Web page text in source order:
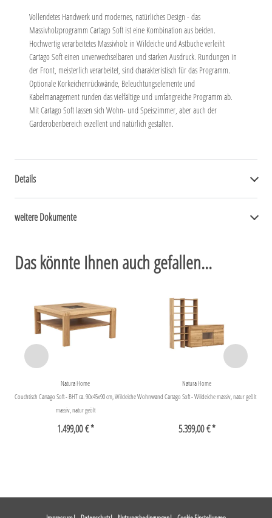
Vollendetes Handwerk und modernes, natürliches Design - das
Massivholzprogramm Cartago Soft ist eine Kombination aus beiden.
Hochwertig verarbeitetes Massivholz in Wildeiche und Astbuche verleiht
Cartago Soft einen unverwechselbaren und starken Ausdruck. Rundungen in
der Front, meisterlich verarbeitet, sind charakteristisch für das Programm.
Optionale Korkeichenrückwände, Beleuchtungselemente und
Kabelmanagement runden das vielfältige und umfangreiche Programm ab.
Mit Cartago Soft lassen sich Wohn- und Speiszimmer, aber auch der
Garderobenbereich exzellent und natürlich gestalten.
Details
weitere Dokumente
Das könnte Ihnen auch gefallen...
Natura Home
Couchtisch Cartago Soft - BHT ca. 90x45x90 cm, Wildeiche
massiv, natur geölt
1.499,00 € *
Natura Home
Wohnwand Cartago Soft - Wildeiche massiv, natur geölt
5.399,00 € *